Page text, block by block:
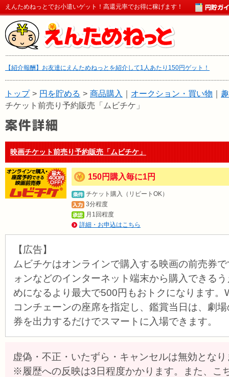
えんためねっとでお小遣いゲット！高還元率でお得に稼げます！
【紹介報酬】お友達にえんためねっとを紹介して1人あたり150円ゲット！
トップ > 円を貯める > 商品購入 オークション・買い物
チケット前売り予約販売「ムビチケ」
映画チケット前売り予約販売「ムビチケ」
150円購入毎に1円
チケット購入（リピートOK）
3分程度
月1回程度
詳細・お申込はこちら
【広告】
ムビチケはオンラインで購入する映画の前売券
ォンなどのインターネット端末から購入できる
めになるより最大で500円もおトクになります。
コンチェーンの座席を指定し、鑑賞当日は、劇
券を出力するだけでスマートに入場できます。
虚偽・不正・いたずら・キャンセルは無効となり
※履歴への反映は3日程度かかります。また、こ